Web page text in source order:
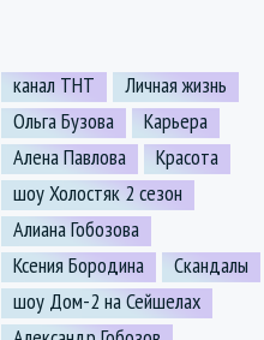
канал ТНТ
Личная жизнь
Ольга Бузова
Карьера
Алена Павлова
Красота
шоу Холостяк 2 сезон
Алиана Гобозова
Ксения Бородина
Скандалы
шоу Дом-2 на Сейшелах